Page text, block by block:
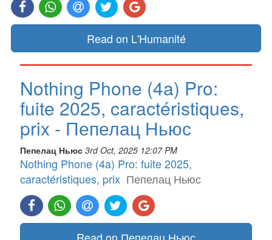
Read on L'Humanité
Nothing Phone (4a) Pro:
fuite 2025, caractéristiques,
prix - Пепелац Ньюс
Пепелац Ньюс 3rd Oct, 2025 12:07 PM
Nothing Phone (4a) Pro: fuite 2025,
caractéristiques, prix Пепелац Ньюс